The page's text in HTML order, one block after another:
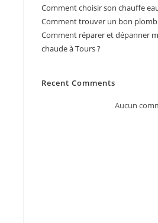
Comment choisir son chauffe
Comment trouver un bon
Comment réparer et dépanner
chaude à Tours ?
Recent Comments
Aucun